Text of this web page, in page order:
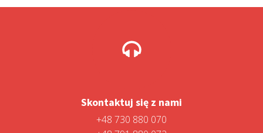
Skontaktuj się z nami
+48 730 880 070